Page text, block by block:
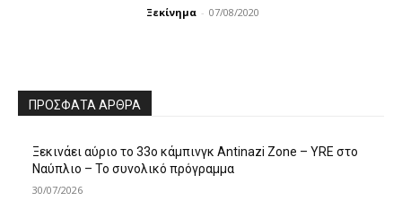
Ξεκίνημα - 07/08/2020
ΠΡΌΣΦΑΤΑ ΆΡΘΡΑ
Ξεκινάει αύριο το 33ο κάμπινγκ Antinazi Zone – YRE στο
Ναύπλιο – Το συνολικό πρόγραμμα
30/07/2026